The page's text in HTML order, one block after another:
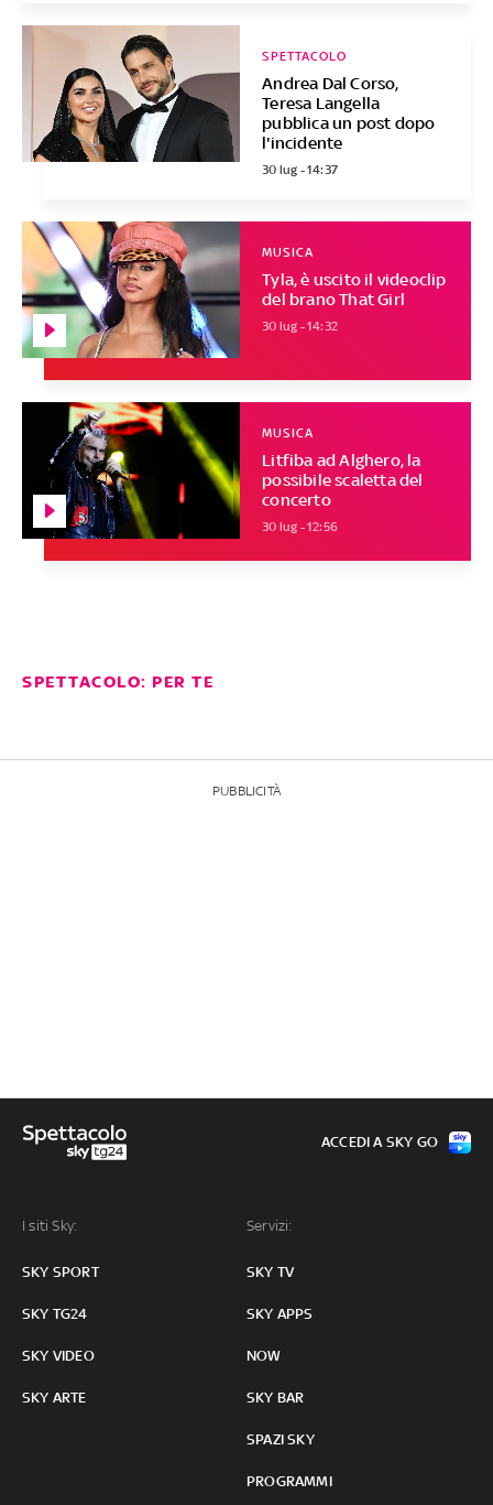
Andrea Dal Corso,
Teresa Langella
pubblica un post dopo
l'incidente
SPETTACOLO
30 lug - 14:37
Tyla, è uscito il videoclip
del brano That Girl
MUSICA
30 lug - 14:32
Litfiba ad Alghero, la
possibile scaletta del
concerto
MUSICA
30 lug - 12:56
SPETTACOLO: PER TE
PUBBLICITÀ
I siti Sky:
SKY SPORT
SKY TG24
SKY VIDEO
SKY ARTE
Servizi:
SKY TV
SKY APPS
NOW
SKY BAR
SPAZI SKY
PROGRAMMI
ACCEDI A SKY GO